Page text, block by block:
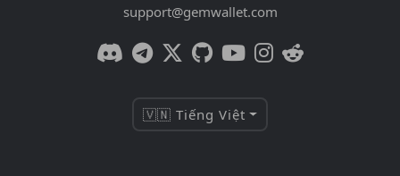
support@gemwallet.com
🇻🇳 Tiếng Việt